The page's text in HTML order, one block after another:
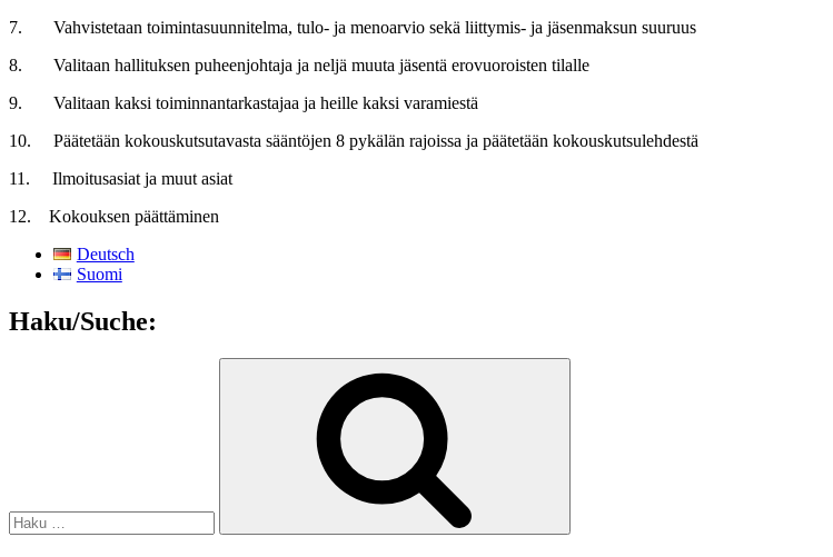
7. Vahvistetaan toimintasuunnitelma, tulo- ja menoarvio sekä liittymis- ja jäsenmaksun suuruus
8. Valitaan hallituksen puheenjohtaja ja neljä muuta jäsentä erovuoroisten tilalle
9. Valitaan kaksi toiminnantarkastajaa ja heille kaksi varamiestä
10. Päätetään kokouskutsutavasta sääntöjen 8 pykälän rajoissa ja päätetään kokouskutsulehdestä
11. Ilmoitusasiat ja muut asiat
12. Kokouksen päättäminen
Deutsch
Suomi
Haku/Suche: